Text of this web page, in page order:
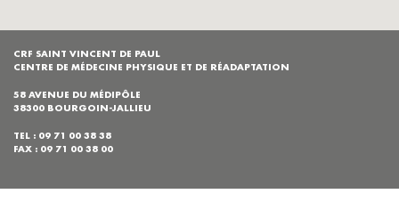
CRF SAINT VINCENT DE PAUL
CENTRE DE MÉDECINE PHYSIQUE ET DE RÉADAPTATION
58 AVENUE DU MÉDIPÔLE
38300 BOURGOIN-JALLIEU
TEL : 09 71 00 38 38
FAX : 09 71 00 38 00